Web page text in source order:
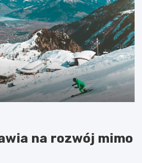
na rozwój mimo